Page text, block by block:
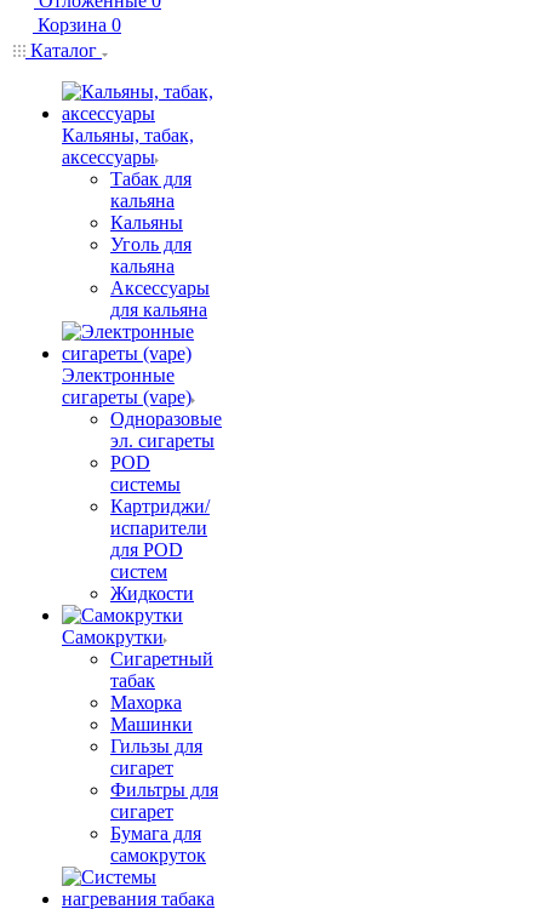
Корзина 0
Каталог
Кальяны, табак,
аксессуары
Табак для
кальяна
Кальяны
Уголь для
кальяна
Аксессуары
для кальяна
Электронные
сигареты (vape)
Одноразовые
эл. сигареты
POD
системы
Картриджи/
испарители
для POD
систем
Жидкости
Самокрутки
Сигаретный
табак
Махорка
Машинки
Гильзы для
сигарет
Фильтры для
сигарет
Бумага для
самокруток